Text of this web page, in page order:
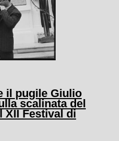
il pugile Giulio
scalinata del
XII Festival di